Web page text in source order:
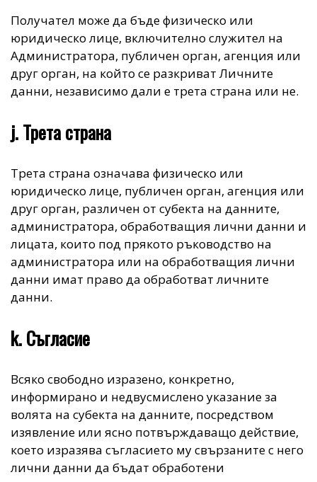
Получател може да бъде физическо или
юридическо лице, включително служител на
Администратора, публичен орган, агенция или
друг орган, на който се разкриват Личните
данни, независимо дали е трета страна или не.
j. Трета страна
Трета страна означава физическо или
юридическо лице, публичен орган, агенция или
друг орган, различен от субекта на данните,
администратора, обработващия лични данни и
лицата, които под прякото ръководство на
администратора или на обработващия лични
данни имат право да обработват личните
данни.
k. Съгласие
Всяко свободно изразено, конкретно,
информирано и недвусмислено указание за
волята на субекта на данните, посредством
изявление или ясно потвърждаващо действие,
което изразява съгласието му свързаните с него
лични данни да бъдат обработени